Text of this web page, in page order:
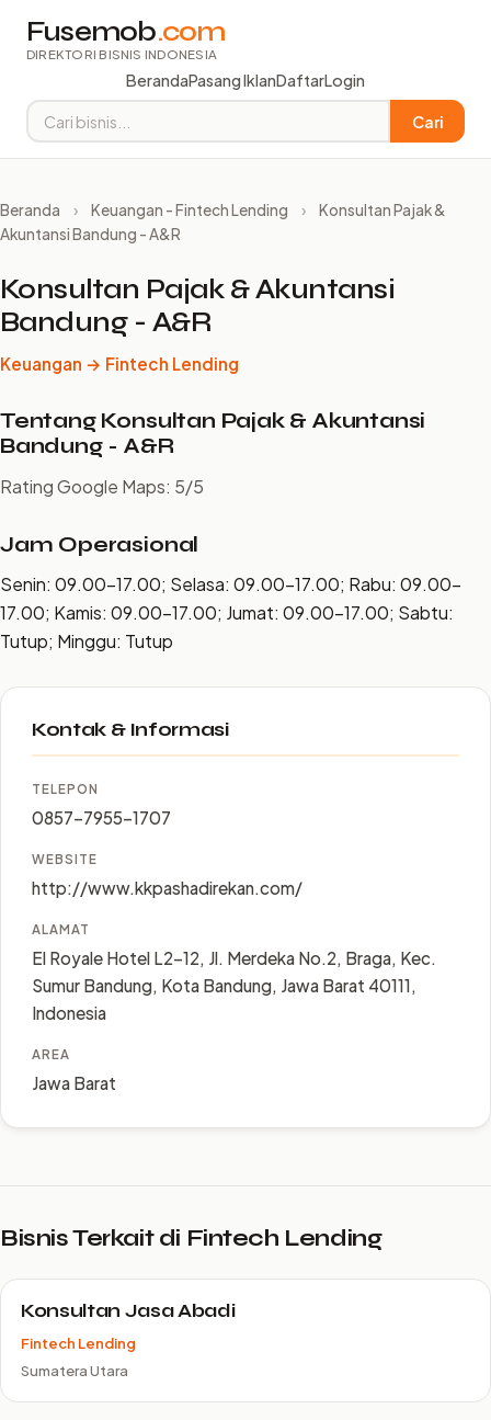
Fusemob.com
DIREKTORI BISNIS INDONESIA
BerandaPasang IklanDaftarLogin
Cari
Beranda › Keuangan - Fintech Lending ›
Konsultan Pajak &
Akuntansi Bandung - A&R
Konsultan Pajak & Akuntansi
Bandung - A&R
Keuangan → Fintech Lending
Tentang Konsultan Pajak & Akuntansi
Bandung - A&R
Rating Google Maps: 5/5
Jam Operasional
Senin: 09.00–17.00; Selasa: 09.00–17.00; Rabu: 09.00–
17.00; Kamis: 09.00–17.00; Jumat: 09.00–17.00; Sabtu:
Tutup; Minggu: Tutup
Kontak & Informasi
TELEPON
0857-7955-1707
WEBSITE
http://www.kkpashadirekan.com/
ALAMAT
El Royale Hotel L2-12, Jl. Merdeka No.2, Braga, Kec.
Sumur Bandung, Kota Bandung, Jawa Barat 40111,
Indonesia
AREA
Jawa Barat
Bisnis Terkait di Fintech Lending
Konsultan Jasa Abadi
Fintech Lending
Sumatera Utara